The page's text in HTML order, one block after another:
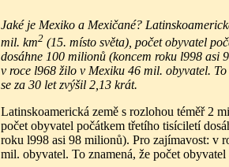
Jaké je Mexiko a Mexičané?
mil. km2 (15. místo světa), počet obyvatel
dosáhne 100 milionů (koncem roku l998 asi
v roce l968 žilo v Mexiku 46 mil. obyvatel. To
se za 30 let zvýšil 2,13 krát.
Latinskoamerická země s rozlohou téměř 2
počet obyvatel počátkem třetího tisíciletí
roku l998 asi 98 milionů). Pro zajímavost: v
mil. obyvatel. To znamená, že počet